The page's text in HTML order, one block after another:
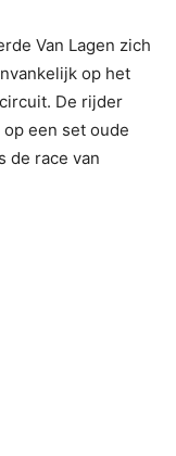
Van Lagen zich
op het
De rijder
een set oude
de race van